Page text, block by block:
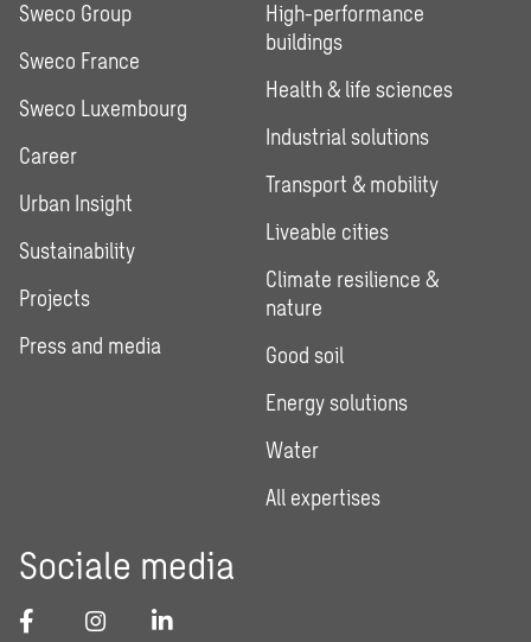
Sweco Group
Sweco France
Sweco Luxembourg
Career
Urban Insight
Sustainability
Projects
Press and media
High-performance
buildings
Health & life sciences
Industrial solutions
Transport & mobility
Liveable cities
Climate resilience &
nature
Good soil
Energy solutions
Water
All expertises
Sociale media